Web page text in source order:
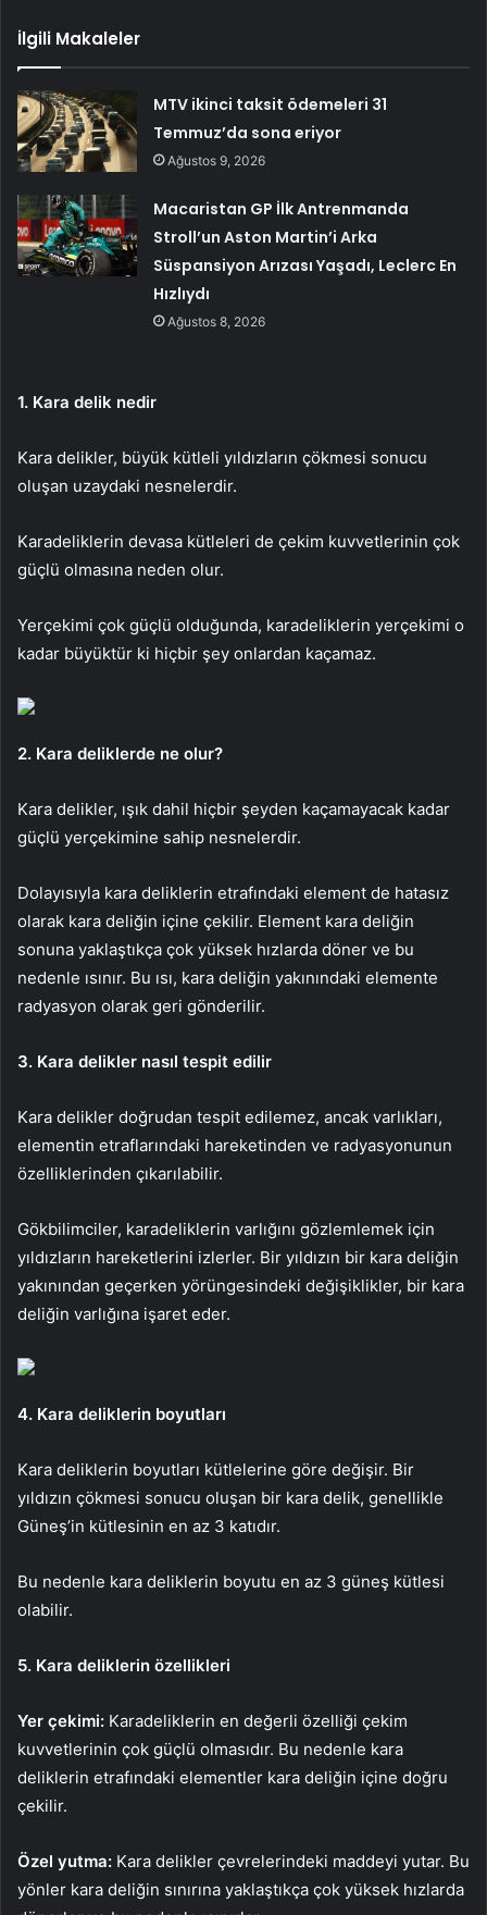
İlgili Makaleler
MTV ikinci taksit ödemeleri 31
Temmuz’da sona eriyor
Ağustos 9, 2026
Macaristan GP İlk Antrenmanda
Stroll’un Aston Martin’i Arka
Süspansiyon Arızası Yaşadı, Leclerc En
Hızlıydı
Ağustos 8, 2026
1. Kara delik nedir
Kara delikler, büyük kütleli yıldızların çökmesi sonucu
oluşan uzaydaki nesnelerdir.
Karadeliklerin devasa kütleleri de çekim kuvvetlerinin çok
güçlü olmasına neden olur.
Yerçekimi çok güçlü olduğunda, karadeliklerin yerçekimi o
kadar büyüktür ki hiçbir şey onlardan kaçamaz.
2. Kara deliklerde ne olur?
Kara delikler, ışık dahil hiçbir şeyden kaçamayacak kadar
güçlü yerçekimine sahip nesnelerdir.
Dolayısıyla kara deliklerin etrafındaki element de hatasız
olarak kara deliğin içine çekilir. Element kara deliğin
sonuna yaklaştıkça çok yüksek hızlarda döner ve bu
nedenle ısınır. Bu ısı, kara deliğin yakınındaki elemente
radyasyon olarak geri gönderilir.
3. Kara delikler nasıl tespit edilir
Kara delikler doğrudan tespit edilemez, ancak varlıkları,
elementin etraflarındaki hareketinden ve radyasyonunun
özelliklerinden çıkarılabilir.
Gökbilimciler, karadeliklerin varlığını gözlemlemek için
yıldızların hareketlerini izlerler. Bir yıldızın bir kara deliğin
yakınından geçerken yörüngesindeki değişiklikler, bir kara
deliğin varlığına işaret eder.
4. Kara deliklerin boyutları
Kara deliklerin boyutları kütlelerine göre değişir. Bir
yıldızın çökmesi sonucu oluşan bir kara delik, genellikle
Güneş’in kütlesinin en az 3 katıdır.
Bu nedenle kara deliklerin boyutu en az 3 güneş kütlesi
olabilir.
5. Kara deliklerin özellikleri
Yer çekimi: Karadeliklerin en değerli özelliği çekim
kuvvetlerinin çok güçlü olmasıdır. Bu nedenle kara
deliklerin etrafındaki elementler kara deliğin içine doğru
çekilir.
Özel yutma: Kara delikler çevrelerindeki maddeyi yutar. Bu
yönler kara deliğin sınırına yaklaştıkça çok yüksek hızlarda